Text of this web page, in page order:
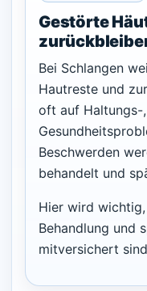
Gestörte
Bei Schlangen
Hautreste und
oft auf Haltungs-
Beschwerden
behandelt und
Hier wird
Behandlung und
mitversichert